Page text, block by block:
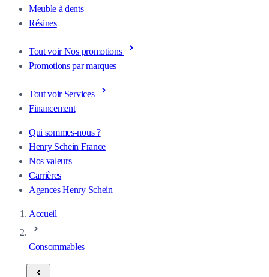
Meuble à dents
Résines
Tout voir Nos promotions
Promotions par marques
Tout voir Services
Financement
Qui sommes-nous ?
Henry Schein France
Nos valeurs
Carrières
Agences Henry Schein
Accueil
Consommables